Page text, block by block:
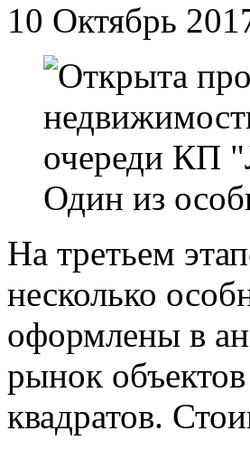
10 Октябрь
Один из
На третьем
несколько
оформлены в
рынок
квадратов.